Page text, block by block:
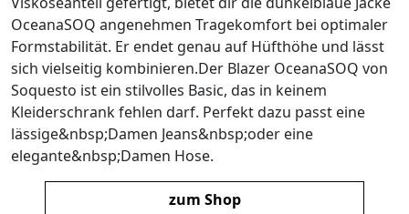
OceanaSOQ angenehmen Tragekomfort bei optimaler
Formstabilität. Er endet genau auf Hüfthöhe und lässt
sich vielseitig kombinieren.Der Blazer OceanaSOQ von
Soquesto ist ein stilvolles Basic, das in keinem
Kleiderschrank fehlen darf. Perfekt dazu passt eine
lässige&nbsp;Damen Jeans&nbsp;oder eine
elegante&nbsp;Damen Hose.
zum Shop